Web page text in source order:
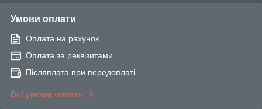
Умови оплати
Оплата на рахунок
Оплата за реквізитами
Післяплата при передоплаті
Всі умови оплати